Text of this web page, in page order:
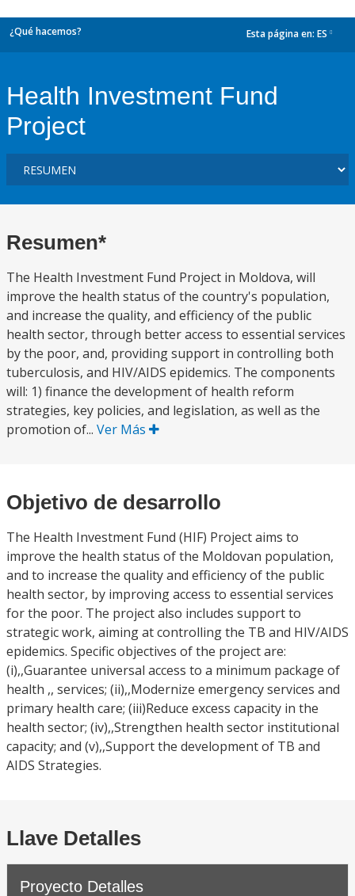
¿Qué hacemos? Esta página en: ES
Health Investment Fund
Project
Resumen*
The Health Investment Fund Project in Moldova, will
improve the health status of the country's population,
and increase the quality, and efficiency of the public
health sector, through better access to essential services
by the poor, and, providing support in controlling both
tuberculosis, and HIV/AIDS epidemics. The components
will: 1) finance the development of health reform
strategies, key policies, and legislation, as well as the
promotion of... Ver Más
Objetivo de desarrollo
The Health Investment Fund (HIF) Project aims to
improve the health status of the Moldovan population,
and to increase the quality and efficiency of the public
health sector, by improving access to essential services
for the poor. The project also includes support to
strategic work, aiming at controlling the TB and HIV/AIDS
epidemics. Specific objectives of the project are:
(i),,Guarantee universal access to a minimum package of
health ,, services; (ii),,Modernize emergency services and
primary health care; (iii)Reduce excess capacity in the
health sector; (iv),,Strengthen health sector institutional
capacity; and (v),,Support the development of TB and
AIDS Strategies.
Llave Detalles
Proyecto Detalles